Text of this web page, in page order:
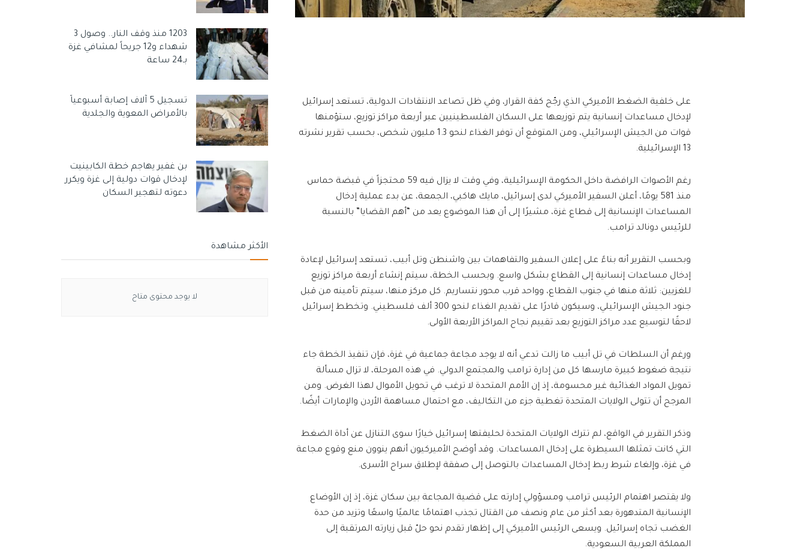
على خلفية الضغط الأميركي الذي رجّح كفة القرار، وفي ظل تصاعد الانتقادات الدولية، تستعد إسرائيل
لإدخال مساعدات إنسانية يتم توزيعها على السكان الفلسطينيين عبر أربعة مراكز توزيع، ستؤمنها
قوات من الجيش الإسرائيلي، ومن المتوقع أن توفر الغذاء لنحو 1.3 مليون شخص، بحسب تقرير نشرته
13 الإسرائيلية.
رغم الأصوات الرافضة داخل الحكومة الإسرائيلية، وفي وقت لا يزال فيه 59 محتجزاً في قبضة حماس
منذ 581 يومًا، أعلن السفير الأميركي لدى إسرائيل، مايك هاكبي، الجمعة، عن بدء عملية إدخال
المساعدات الإنسانية إلى قطاع غزة، مشيرًا إلى أن هذا الموضوع يعد من “أهم القضايا” بالنسبة
للرئيس دونالد ترامب.
وبحسب التقرير أنه بناءً على إعلان السفير والتفاهمات بين واشنطن وتل أبيب، تستعد إسرائيل لإعادة
إدخال مساعدات إنسانية إلى القطاع بشكل واسع. وبحسب الخطة، سيتم إنشاء أربعة مراكز توزيع
للغزيين: ثلاثة منها في جنوب القطاع، وواحد قرب محور نتساريم. كل مركز منها، سيتم تأمينه من قبل
جنود الجيش الإسرائيلي، وسيكون قادرًا على تقديم الغذاء لنحو 300 ألف فلسطيني. وتخطط إسرائيل
لاحقًا لتوسيع عدد مراكز التوزيع بعد تقييم نجاح المراكز الأربعة الأولى.
ورغم أن السلطات في تل أبيب ما زالت تدعي أنه لا يوجد مجاعة جماعية في غزة، فإن تنفيذ الخطة جاء
نتيجة ضغوط كبيرة مارسها كل من إدارة ترامب والمجتمع الدولي. في هذه المرحلة، لا تزال مسألة
تمويل المواد الغذائية غير محسومة، إذ إن الأمم المتحدة لا ترغب في تحويل الأموال لهذا الغرض. ومن
المرجح أن تتولى الولايات المتحدة تغطية جزء من التكاليف، مع احتمال مساهمة الأردن والإمارات أيضًا.
وذكر التقرير في الواقع، لم تترك الولايات المتحدة لحليفتها إسرائيل خيارًا سوى التنازل عن أداة الضغط
التي كانت تمثلها السيطرة على إدخال المساعدات. وقد أوضح الأميركيون أنهم ينوون منع وقوع مجاعة
في غزة، وإلغاء شرط ربط إدخال المساعدات بالتوصل إلى صفقة لإطلاق سراح الأسرى.
ولا يقتصر اهتمام الرئيس ترامب ومسؤولي إدارته على قضية المجاعة بين سكان غزة، إذ إن الأوضاع
الإنسانية المتدهورة بعد أكثر من عام ونصف من القتال تجذب اهتمامًا عالميًا واسعًا وتزيد من حدة
الغضب تجاه إسرائيل. ويسعى الرئيس الأميركي إلى إظهار تقدم نحو حلّ قبل زيارته المرتقبة إلى
المملكة العربية السعودية.
1203 منذ وقف النار.. وصول 3
شهداء و12 جريحاً لمشافي غزة
بـ24 ساعة
تسجيل 5 آلاف إصابة أسبوعياً
بالأمراض المعوية والجلدية
بن غفير يهاجم خطة الكابينيت
لإدخال قوات دولية إلى غزة ويكرر
دعوته لتهجير السكان
الأكثر مشاهدة
لا يوجد محتوى متاح